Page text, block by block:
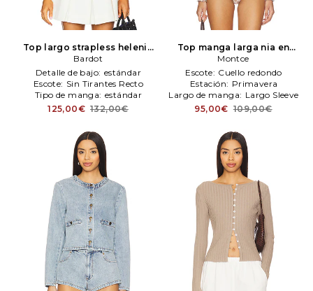
Top largo strapless helenia
en color blanco
Bardot
Detalle de bajo: estándar
Escote: Sin Tirantes Recto
Tipo de manga: estándar
125,00€ 132,00€
Top manga larga nia en
color Topo Montce
Montce
Escote: Cuello redondo
Estación: Primavera
Largo de manga: Largo Sleeve
95,00€ 109,00€